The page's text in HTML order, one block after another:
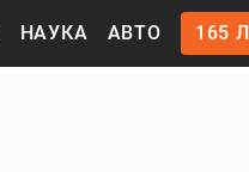
НАУКА АВТО 165